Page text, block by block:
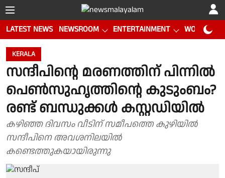
LATEST NEWS NEWSROOM ENTERTAINMENT WORLD CUP
KERALA
സന്ദീപിൻ്റെ മരണത്തിന് പിന്നിൽ
പെൺസുഹൃത്തിൻ്റെ കുടുംബം?
രണ്ട് ബന്ധുക്കൾ കസ്റ്റഡിയിൽ
കഴിഞ്ഞ ദിവസം വീടിന് സമീപത്തെ കുഴിയിൽ
സന്ദീപിനെ അവശനിലയിൽ
കണ്ടെത്തുകയായിരുന്നു